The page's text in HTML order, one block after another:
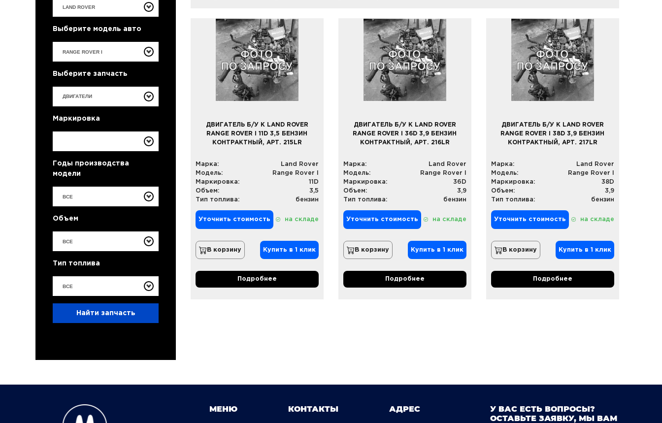
Выберите модель авто
Выберите запчасть
Маркировка
Годы производства
модели
ВСЕ
Объем
ВСЕ
Тип топлива
ВСЕ
Найти запчасть
ДВИГАТЕЛЬ Б/У К LAND ROVER
RANGE ROVER I 11D 3,5 БЕНЗИН
КОНТРАКТНЫЙ, АРТ. 215LR
Марка:
Land Rover
Модель:
Range Rover I
Маркировка:
11D
Объем:
3,5
Тип топлива:
бензин
Уточнить стоимость на складе
В корзину Купить в 1 клик
Подробнее
ДВИГАТЕЛЬ Б/У К LAND ROVER
RANGE ROVER I 36D 3,9 БЕНЗИН
КОНТРАКТНЫЙ, АРТ. 216LR
Марка:
Land Rover
Модель:
Range Rover I
Маркировка:
36D
Объем:
3,9
Тип топлива:
бензин
Уточнить стоимость на складе
В корзину Купить в 1 клик
Подробнее
ДВИГАТЕЛЬ Б/У К LAND ROVER
RANGE ROVER I 38D 3,9 БЕНЗИН
КОНТРАКТНЫЙ, АРТ. 217LR
Марка:
Land Rover
Модель:
Range Rover I
Маркировка:
38D
Объем:
3,9
Тип топлива:
бензин
Уточнить стоимость на складе
В корзину Купить в 1 клик
Подробнее
МЕНЮ КОНТАКТЫ АДРЕС
У ВАС ЕСТЬ ВОПРОСЫ?
ОСТАВЬТЕ ЗАЯВКУ, МЫ ВАМ